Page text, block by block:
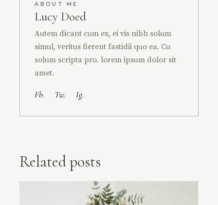
ABOUT ME
Lucy Doed
Autem dicant cum ex, ei vis nibh solum
simul, veritus fierent fastidii quo ea. Cu
solum scripta pro. lorem ipsum dolor sit
amet.
Fb. Tw. Ig.
Related posts